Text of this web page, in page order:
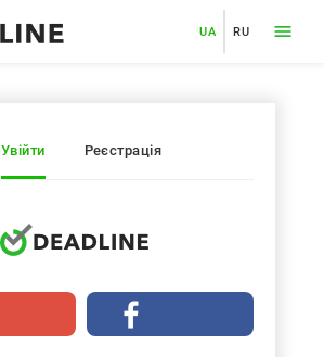
UA RU
Увійти Реєстрація